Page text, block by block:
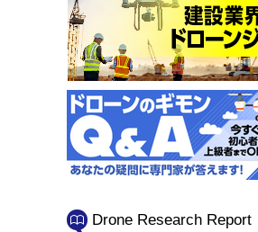
Drone Research Report